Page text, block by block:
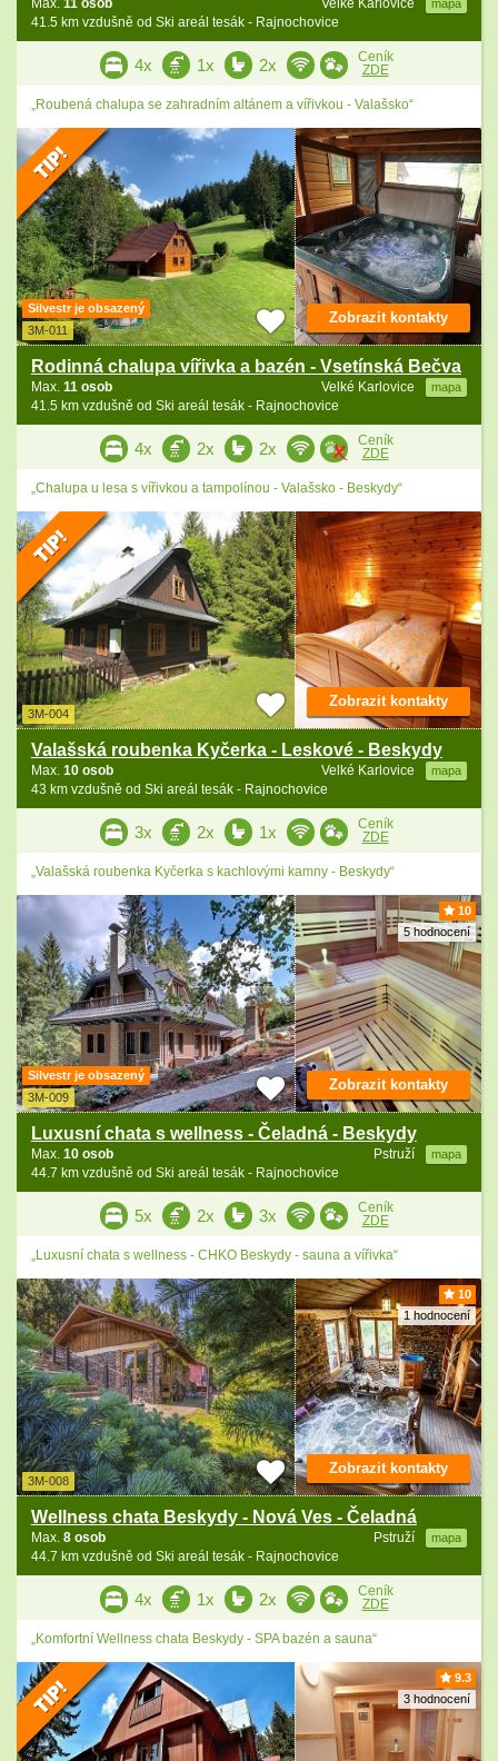
Velké Karlovice mapa
Max. 11 osob
41.5 km vzdušně od Ski areál tesák - Rajnochovice
4x 1x 2x
Ceník
ZDE
„Roubená chalupa se zahradním altánem a vířivkou - Valašsko“
Silvestr je obsazený
3M-011
Rodinná chalupa vířivka a bazén - Vsetínská Bečva
Velké Karlovice mapa
Max. 11 osob
41.5 km vzdušně od Ski areál tesák - Rajnochovice
Zobrazit kontakty
4x 2x 2x
Ceník
ZDE
„Chalupa u lesa s vířivkou a tampolínou - Valašsko - Beskydy“
3M-004
Valašská roubenka Kyčerka - Leskové - Beskydy
Velké Karlovice mapa
Max. 10 osob
43 km vzdušně od Ski areál tesák - Rajnochovice
Zobrazit kontakty
3x 2x 1x
Ceník
ZDE
„Valašská roubenka Kyčerka s kachlovými kamny - Beskydy“
10
5 hodnocení
Silvestr je obsazený
3M-009
Luxusní chata s wellness - Čeladná - Beskydy
Pstruží mapa
Max. 10 osob
44.7 km vzdušně od Ski areál tesák - Rajnochovice
Zobrazit kontakty
5x 2x 3x
Ceník
ZDE
„Luxusní chata s wellness - CHKO Beskydy - sauna a vířivka“
10
1 hodnocení
3M-008
Wellness chata Beskydy - Nová Ves - Čeladná
Pstruží mapa
Max. 8 osob
44.7 km vzdušně od Ski areál tesák - Rajnochovice
Zobrazit kontakty
4x 1x 2x
Ceník
ZDE
„Komfortní Wellness chata Beskydy - SPA bazén a sauna“
9.3
3 hodnocení